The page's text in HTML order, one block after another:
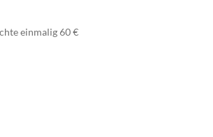
einmalig 60 €